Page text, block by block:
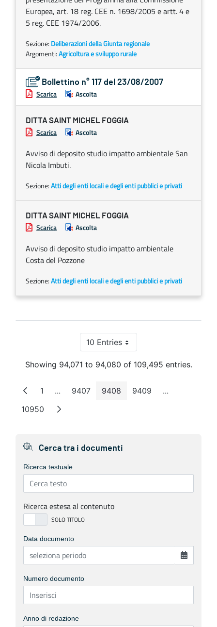
Europea, art. 18 reg. CEE n. 1698/2005 e artt. 4 e
5 reg. CEE 1974/2006.
Sezione: Deliberazioni della Giunta regionale
Argomenti:Agricoltura e sviluppo rurale
Bollettino n° 117 del 23/08/2007
Scarica Ascolta
DITTA SAINT MICHEL FOGGIA
Scarica Ascolta
Avviso di deposito studio impatto ambientale San
Nicola Imbuti.
Sezione:Atti degli enti locali e degli enti pubblici e privati
DITTA SAINT MICHEL FOGGIA
Scarica Ascolta
Avviso di deposito studio impatto ambientale
Costa del Pozzone
Sezione:Atti degli enti locali e degli enti pubblici e privati
10 EntriesPer Page
Showing 94,071 to 94,080 of 109,495 entries.
Page
1 ...Intermediate Pages
Page
9407 Page
9408 Page
9409 ...Intermediate
Page
10950
Cerca tra i documenti
Ricerca testuale
Ricerca estesa al contenuto
Data documento
Numero documento
Anno di redazione